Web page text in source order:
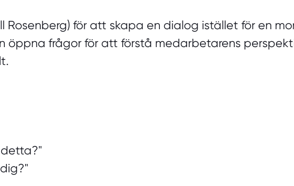
Rosenberg) för att skapa en dialog istället för en
öppna frågor för att förstå medarbetarens